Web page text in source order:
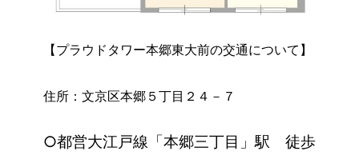
【プラウドタワー本郷東大前の交通について】
住所：文京区本郷５丁目２４－７
○都営大江戸線「本郷三丁目」駅 徒歩